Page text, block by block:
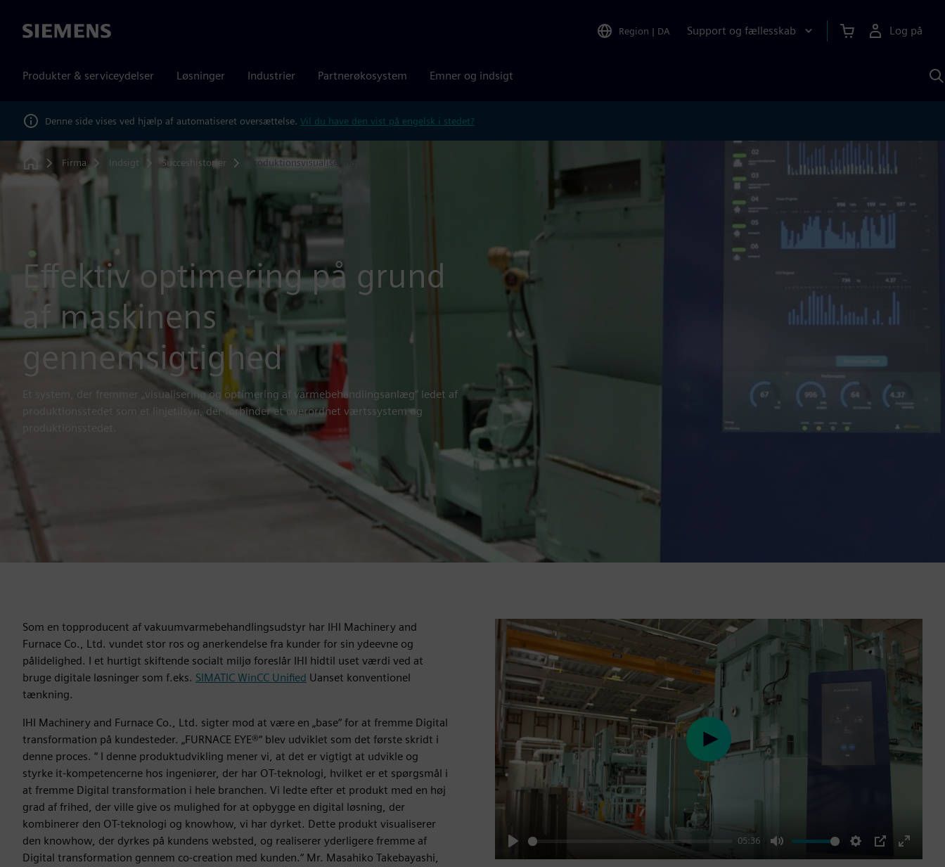
Siemens Region | DA Support og fællesskab Log på
Produkter & serviceydelser Løsninger Industrier Partnerøkosystem Emner og indsigt
Denne side vises ved hjælp af automatiseret oversættelse. Vil du have den vist på engelsk i stedet?
Home
Firma Indsigt Succeshistorier Produktionsvisualisering
Effektiv optimering på grund
af maskinens
gennemsigtighed
Et system, der fremmer „visualisering og optimering af varmebehandlingsanlæg“ ledet af
produktionsstedet som et linjetilsyn, der forbinder et overordnet værtssystem og
produktionsstedet.
Som en topproducent af vakuumvarmebehandlingsudstyr har IHI Machinery and
Furnace Co., Ltd. vundet stor ros og anerkendelse fra kunder for sin ydeevne og
pålidelighed. I et hurtigt skiftende socialt miljø foreslår IHI hidtil uset værdi ved at
bruge digitale løsninger som f.eks. SIMATIC WinCC Unified Uanset konventionel
tænkning.
IHI Machinery and Furnace Co., Ltd. sigter mod at være en „base“ for at fremme Digital
transformation på kundesteder. „FURNACE EYE®“ blev udviklet som det første skridt i
denne proces. “ I denne produktudvikling mener vi, at det er vigtigt at udvikle og
styrke it-kompetencerne hos ingeniører, der har OT-teknologi, hvilket er et spørgsmål i
at fremme Digital transformation i hele branchen. Vi ledte efter et produkt med en høj
grad af frihed, der ville give os mulighed for at opbygge en digital løsning, der
kombinerer den OT-teknologi og knowhow, vi har dyrket. Dette produkt visualiserer
den knowhow, der dyrkes på kundens websted, og realiserer yderligere fremme af
Digital transformation gennem co-creation med kunden.“ Mr. Masahiko Takebayashi,
Play
05:36
Mute Settings
PIP
Enter
Play